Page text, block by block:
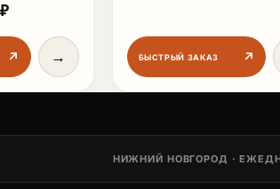
цена составляла 122 880 ₽.
₽Текущая цена: 92 160 ₽.
↗ → БЫСТРЫЙ ЗАКАЗ ↗
НИЖНИЙ НОВГОРОД ·